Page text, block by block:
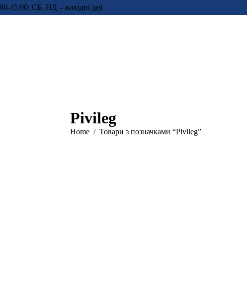
15:00; СБ, НД – вихідні дні
Pivileg
You are here:
Home Товари з позначками “Pivileg”